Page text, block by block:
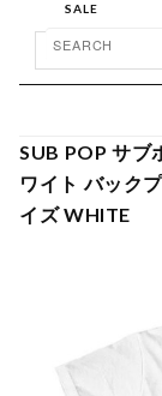
SALE
SUB POP サブ
ワイト バック
イズ WHITE